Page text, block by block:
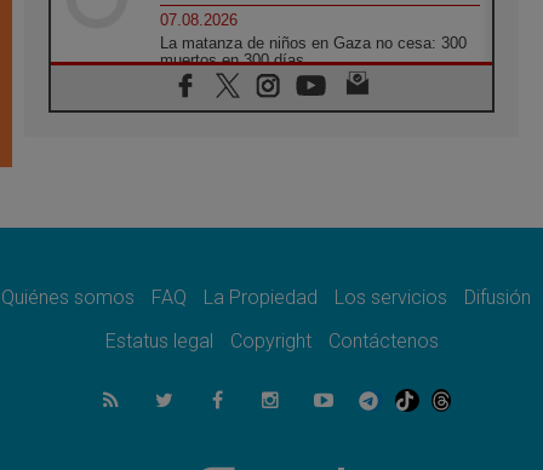
07.08.2026
La matanza de niños en Gaza no cesa: 300
muertos en 300 días
07.08.2026
Tagle: La guerra desfigura el mundo, solo la
como misión al servicio del Evangelio
SIGNIS 2026, dar voz a las religiosas en el
espacio público
07.08.2026
Lanzan un proyecto de empoderamiento
Quiénes somos FAQ La Propiedad Los servicios
Difusión
Estatus legal
Copyright Contáctenos